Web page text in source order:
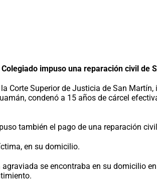
impuso una reparación civil de
Corte Superior de Justicia de San
condenó a 15 años de cárcel
también el pago de una reparación
en su domicilio.
se encontraba en su domicilio